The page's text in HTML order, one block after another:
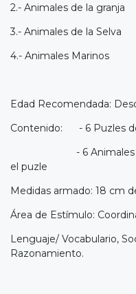
2.- Animales de la granja
3.- Animales de la Selva
4.- Animales Marinos
Edad Recomendada:
Contenido: - 6 Puzles
- 6 Animales que
el puzle
Medidas armado: 18 cm
Área de Estímulo:
Lenguaje/ Vocabulario,
Razonamiento.